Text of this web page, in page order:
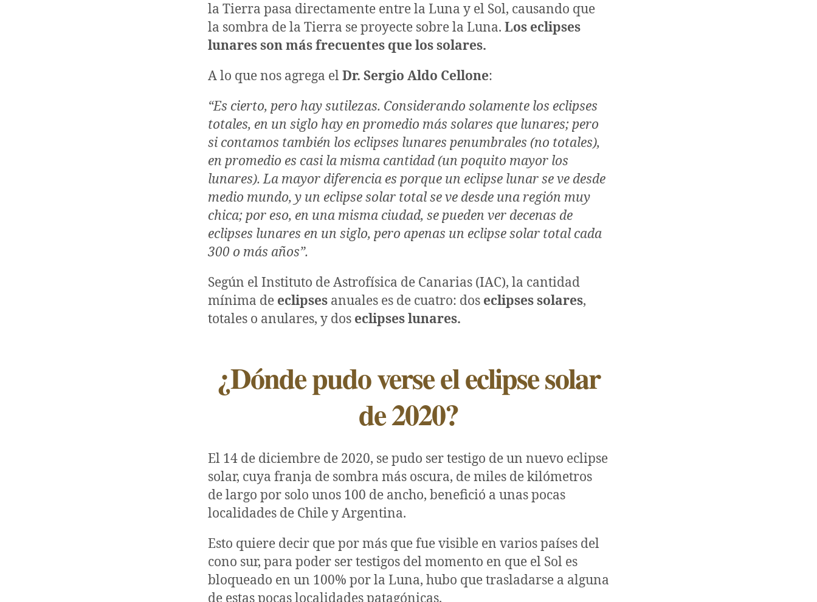
la Tierra pasa directamente entre la Luna y el Sol, causando que
la sombra de la Tierra se proyecte sobre la Luna. Los eclipses
lunares son más frecuentes que los solares.
A lo que nos agrega elDr. Sergio Aldo Cellone:
“Es cierto, pero hay sutilezas. Considerando solamente los eclipses
totales, en un siglo hay en promedio más solares que lunares; pero
si contamos también los eclipses lunares penumbrales (no totales),
en promedio es casi la misma cantidad (un poquito mayor los
lunares). La mayor diferencia es porque un eclipse lunar se ve desde
medio mundo, y un eclipse solar total se ve desde una región muy
chica; por eso, en una misma ciudad, se pueden ver decenas de
eclipses lunares en un siglo, pero apenas un eclipse solar total cada
300 o más años”.
Según el Instituto de Astrofísica de Canarias (IAC), la cantidad
mínima de eclipses anuales es de cuatro: dos eclipses solares,
totales o anulares, y dos eclipses lunares.
¿Dónde pudo verse el eclipse solar
de 2020?
El 14 de diciembre de 2020, se pudo ser testigo de un nuevo eclipse
solar, cuya franja de sombra más oscura, de miles de kilómetros
de largo por solo unos 100 de ancho, benefició a unas pocas
localidades de Chile y Argentina.
Esto quiere decir que por más que fue visible en varios países del
cono sur, para poder ser testigos del momento en que el Sol es
bloqueado en un 100% por la Luna, hubo que trasladarse a alguna
de estas pocas localidades patagónicas.